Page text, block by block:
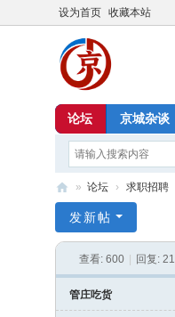
设为首页 收藏本站
论坛 京城杂谈
京
» 论坛 › 求职招聘
发新帖
查看: 600 回复: 21
管庄吃货